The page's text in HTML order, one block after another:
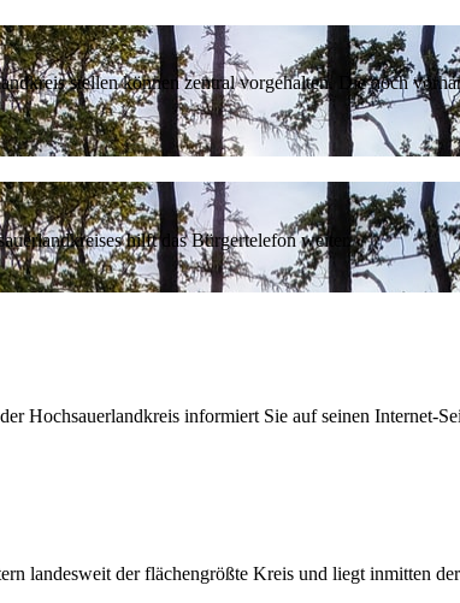
stellen können zentral vorgehalten. Die noch
hilft das Bürgertelefon weiter.
Hochsauerlandkreis informiert Sie auf seinen
landesweit der flächengrößte Kreis und liegt inmitten